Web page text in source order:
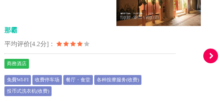
那霸
平均评价[4.2分]：
商務酒店
免費WI-FI 收费停车场 餐厅・食堂 各种按摩服务(收费)
投币式洗衣机(收费)